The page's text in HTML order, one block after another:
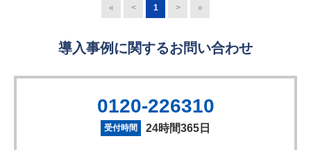
« < 1 > »
導入事例に関するお問い合わせ
0120-226310
受付時間 24時間365日